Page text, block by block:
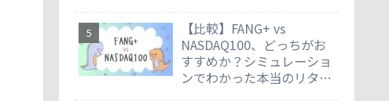
【比較】FANG+ vs
NASDAQ100、どっちがお
すすめか？シミュレーショ
ンでわかった本当のリター